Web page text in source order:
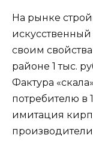
На рынке
своим
районе 1 тыс.
Фактура
потребителю в
имитация